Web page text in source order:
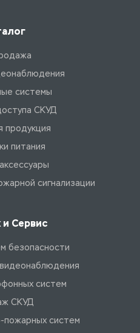
системы
СКУД
продукция
питания
сигнализации
Сервис
безопасности
систем
СКУД
пожарных систем